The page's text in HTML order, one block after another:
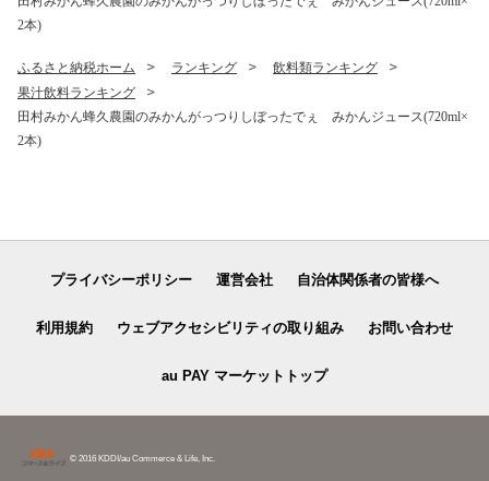
2本)
ふるさと納税ホーム ランキング
飲料類ランキング
果汁飲料ランキング
田村みかん蜂久農園のみかんがっつりしぼったでぇ みかんジュース(720ml×
2本)
プライバシーポリシー 運営会社 自治体関係者の皆様へ
利用規約 ウェブアクセシビリティの取り組み お問い合わせ
au PAY マーケットトップ
© 2016 KDDI/au Commerce & Life, Inc.